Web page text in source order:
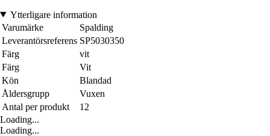
Ytterligare information
Varumärke
Spalding
Leverantörsreferens SP5030350
Färg
vit
Färg
Vit
Kön
Blandad
Åldersgrupp
Vuxen
Antal per produkt
12
Loading...
Loading...